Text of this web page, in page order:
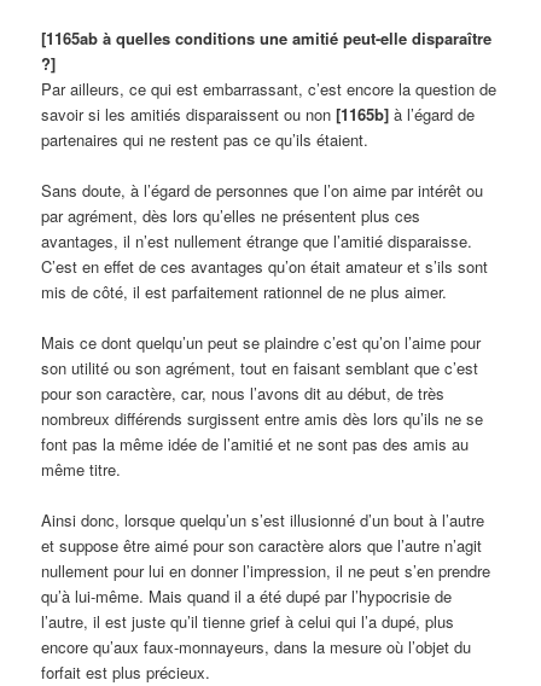
[1165ab à quelles conditions une amitié peut-elle disparaître
?]
Par ailleurs, ce qui est embarrassant, c’est encore la question de
savoir si les amitiés disparaissent ou non[1165b] à l’égard de
partenaires qui ne restent pas ce qu’ils étaient.
Sans doute, à l’égard de personnes que l’on aime par intérêt ou
par agrément, dès lors qu’elles ne présentent plus ces
avantages, il n’est nullement étrange que l’amitié disparaisse.
C’est en effet de ces avantages qu’on était amateur et s’ils sont
mis de côté, il est parfaitement rationnel de ne plus aimer.
Mais ce dont quelqu’un peut se plaindre c’est qu’on l’aime pour
son utilité ou son agrément, tout en faisant semblant que c’est
pour son caractère, car, nous l’avons dit au début, de très
nombreux différends surgissent entre amis dès lors qu’ils ne se
font pas la même idée de l’amitié et ne sont pas des amis au
même titre.
Ainsi donc, lorsque quelqu’un s’est illusionné d’un bout à l’autre
et suppose être aimé pour son caractère alors que l’autre n’agit
nullement pour lui en donner l’impression, il ne peut s’en prendre
qu’à lui-même. Mais quand il a été dupé par l’hypocrisie de
l’autre, il est juste qu’il tienne grief à celui qui l’a dupé, plus
encore qu’aux faux-monnayeurs, dans la mesure où l’objet du
forfait est plus précieux.